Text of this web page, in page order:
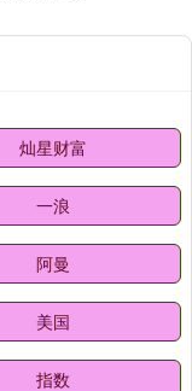
灿星财富
一浪
阿曼
美国
指数